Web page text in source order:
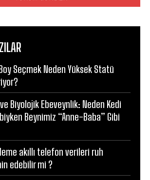
Seçmek Neden Yüksek Statü
Biyolojik Ebeveynlik: Neden Kedi
Beynimiz “Anne-Baba” Gibi
akıllı telefon verileri ruh
edebilir mi ?